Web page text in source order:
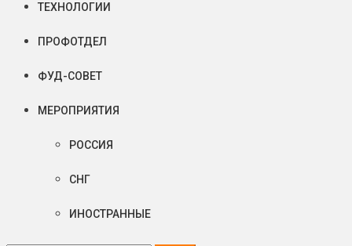
ТЕХНОЛОГИИ
ПРОФОТДЕЛ
ФУД-СОВЕТ
МЕРОПРИЯТИЯ
РОССИЯ
СНГ
ИНОСТРАННЫЕ